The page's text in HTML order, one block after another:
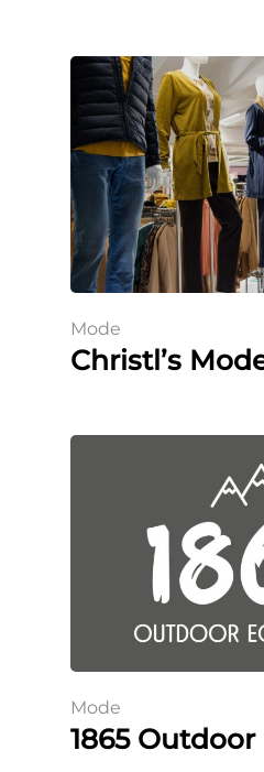
Mode
Christl’s
Mode
1865